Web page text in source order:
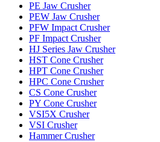
PE Jaw Crusher
PEW Jaw Crusher
PFW Impact Crusher
PF Impact Crusher
HJ Series Jaw Crusher
HST Cone Crusher
HPT Cone Crusher
HPC Cone Crusher
CS Cone Crusher
PY Cone Crusher
VSI5X Crusher
VSI Crusher
Hammer Crusher